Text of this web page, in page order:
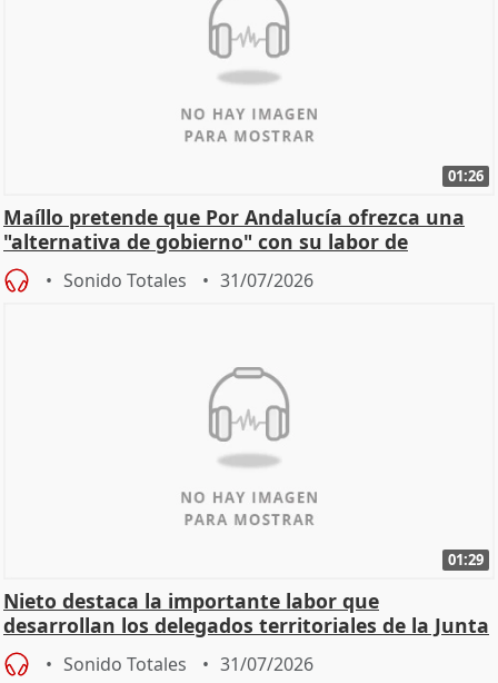
01:26
Maíllo pretende que Por Andalucía ofrezca una
"alternativa de gobierno" con su labor de
oposición
Sonido Totales 31/07/2026
01:29
Nieto destaca la importante labor que
desarrollan los delegados territoriales de la Junta
Sonido Totales 31/07/2026